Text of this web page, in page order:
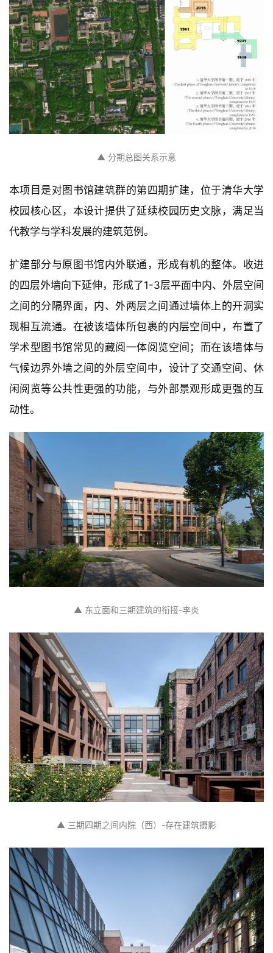
▲ 分期总图关系示意
本项目是对图书馆建筑群的第四期扩建，位于清华大学
校园核心区，本设计提供了延续校园历史文脉，满足当
代教学与学科发展的建筑范例。
扩建部分与原图书馆内外联通，形成有机的整体。收进
的四层外墙向下延伸，形成了1-3层平面中内、外层空间
之间的分隔界面，内、外两层之间通过墙体上的开洞实
现相互流通。在被该墙体所包裹的内层空间中，布置了
学术型图书馆常见的藏阅一体阅览空间；而在该墙体与
气候边界外墙之间的外层空间中，设计了交通空间、休
闲阅览等公共性更强的功能，与外部景观形成更强的互
动性。
▲ 东立面和三期建筑的衔接-李炎
▲ 三期四期之间内院（西）-存在建筑摄影